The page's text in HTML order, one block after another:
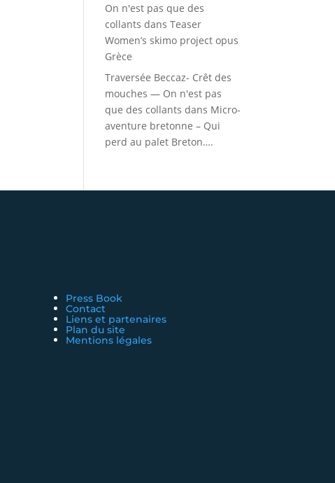
On n'est pas que des
collants dansTeaser
Women’s skimo project opus
Grèce
Traversée Beccaz- Crêt des
mouches — On n'est pas
que des collants dans Micro-
aventure bretonne – Qui
perd au palet Breton….
Press Book
Contact
Liens et partenaires
Plan du site
Mentions légales